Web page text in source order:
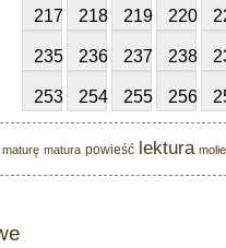
217 218 219 220
235 236 237 238
253 254 255 256
matura powieść lektura